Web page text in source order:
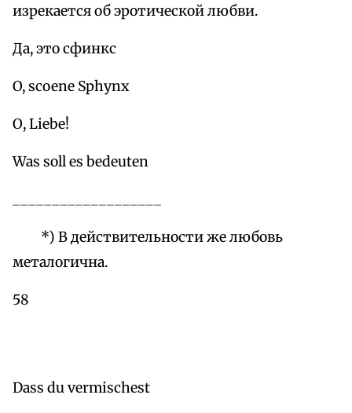
изрекается об эротической любви.
Да, это сфинкс
O, scoene Sphynx
О, Liebe!
Was soll es bedeuten
*) В действительности же любовь
металогична.
58
Dass du vermischest